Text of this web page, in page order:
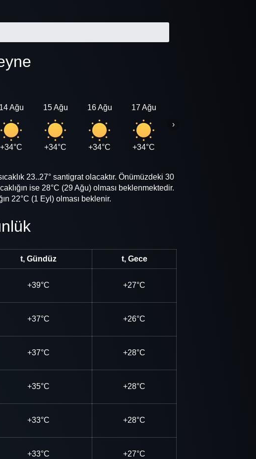
14 Ağu
+34°C
15 Ağu
+34°C
16 Ağu
+34°C
17 Ağu
+34°C
›
23..27° santigrat olacaktır. Önümüzdeki 30
ise 28°C (29 Ağu) olması beklenmektedir.
22°C (1 Eyl) olması beklenir.
t, Gündüz t, Gece
+39°C +27°C
+37°C +26°C
+37°C +28°C
+35°C +28°C
+33°C +28°C
+33°C +27°C